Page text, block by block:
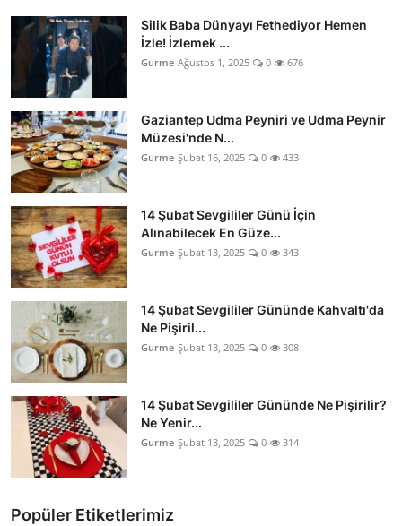
Silik Baba Dünyayı Fethediyor Hemen
İzle! İzlemek ...
Gurme Ağustos 1, 2025 0 676
Gaziantep Udma Peyniri ve Udma Peynir
Müzesi'nde N...
Gurme Şubat 16, 2025 0 433
14 Şubat Sevgililer Günü İçin
Alınabilecek En Güze...
Gurme Şubat 13, 2025 0 343
14 Şubat Sevgililer Gününde Kahvaltı'da
Ne Pişiril...
Gurme Şubat 13, 2025 0 308
14 Şubat Sevgililer Gününde Ne Pişirilir?
Ne Yenir...
Gurme Şubat 13, 2025 0 314
Popüler Etiketlerimiz